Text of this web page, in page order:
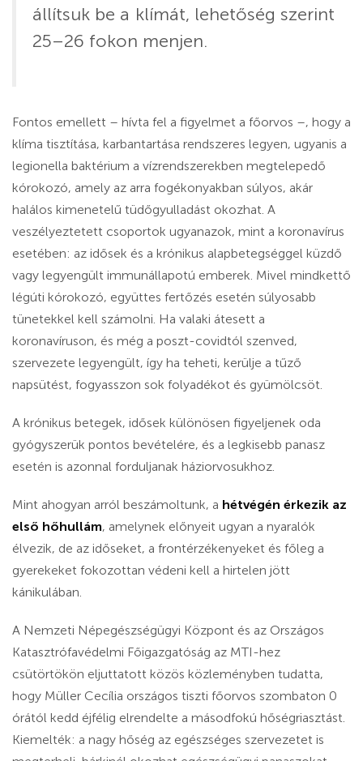
állítsuk be a klímát, lehetőség szerint
25–26 fokon menjen.
Fontos emellett – hívta fel a figyelmet a főorvos –, hogy a
klíma tisztítása, karbantartása rendszeres legyen, ugyanis a
legionella baktérium a vízrendszerekben megtelepedő
kórokozó, amely az arra fogékonyakban súlyos, akár
halálos kimenetelű tüdőgyulladást okozhat. A
veszélyeztetett csoportok ugyanazok, mint a koronavírus
esetében: az idősek és a krónikus alapbetegséggel küzdő
vagy legyengült immunállapotú emberek. Mivel mindkettő
légúti kórokozó, együttes fertőzés esetén súlyosabb
tünetekkel kell számolni. Ha valaki átesett a
koronavíruson, és még a poszt-covidtól szenved,
szervezete legyengült, így ha teheti, kerülje a tűző
napsütést, fogyasszon sok folyadékot és gyümölcsöt.
A krónikus betegek, idősek különösen figyeljenek oda
gyógyszerük pontos bevételére, és a legkisebb panasz
esetén is azonnal forduljanak háziorvosukhoz.
Mint ahogyan arról beszámoltunk, a hétvégén érkezik az
első hőhullám, amelynek előnyeit ugyan a nyaralók
élvezik, de az időseket, a frontérzékenyeket és főleg a
gyerekeket fokozottan védeni kell a hirtelen jött
kánikulában.
A Nemzeti Népegészségügyi Központ és az Országos
Katasztrófavédelmi Főigazgatóság az MTI-hez
csütörtökön eljuttatott közös közleményben tudatta,
hogy Müller Cecília országos tiszti főorvos szombaton 0
órától kedd éjfélig elrendelte a másodfokú hőségriasztást.
Kiemelték: a nagy hőség az egészséges szervezetet is